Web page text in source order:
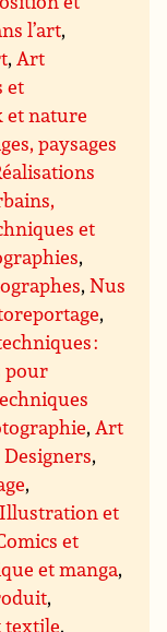
l’art,
,Art
et
et nature
paysages
et
,
,Nus
,
:
pour
,Art
Designers,
,
Illustration et
et
et manga,
,
textile,